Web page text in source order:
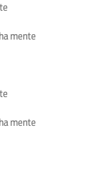
mente
mente